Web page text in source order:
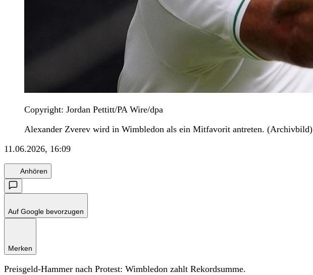
Copyright: Jordan Pettitt/PA Wire/dpa
Alexander Zverev wird in Wimbledon als ein Mitfavorit antreten. (Archivbild)
11.06.2026, 16:09
Anhören
Auf Google bevorzugen
Merken
Preisgeld-Hammer nach Protest: Wimbledon zahlt Rekordsumme.